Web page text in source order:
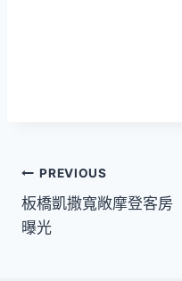
文
章
PREVIOUS
板橋凱撒寬敞摩登客房
曝光